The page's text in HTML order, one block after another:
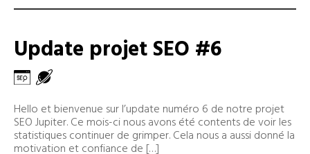
Update projet SEO #6
Hello et bienvenue sur l’update numéro 6 de notre projet
SEO Jupiter. Ce mois-ci nous avons été contents de voir les
statistiques continuer de grimper. Cela nous a aussi donné la
motivation et confiance de […]